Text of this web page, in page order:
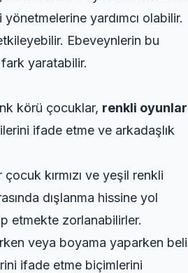
yardımcı olabilir.
Ebeveynlerin bu
yaratabilir.
körü çocuklar, renkli
ifade etme ve arkadaşlık
kırmızı ve yeşil renkli
dışlanma hissine yol
etmekte zorlanabilirler.
veya boyama yaparken
ifade etme biçimlerini